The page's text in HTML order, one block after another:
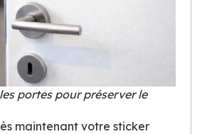
portes pour préserver le
maintenant votre sticker